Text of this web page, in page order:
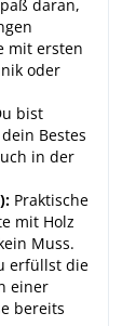
daran,
mit ersten
oder
bist
Bestes
in der
Praktische
mit Holz
Muss.
erfüllst die
einer
bereits